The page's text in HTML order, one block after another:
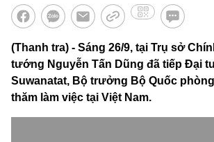
(Thanh tra) - Sáng 26/9, tại Trụ sở
tướng Nguyễn Tấn Dũng đã tiếp Đại
Suwanatat, Bộ trưởng Bộ Quốc
thăm làm việc tại Việt Nam.